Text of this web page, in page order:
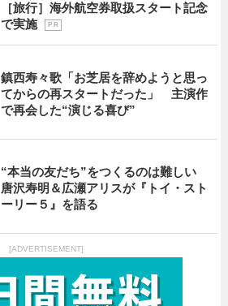
［旅行］海外航空券取扱スタート記念
で実施
P R
鎮西寿々歌「お芝居を辞めようと思っ
てからの再スタートだった」 主演作
で再会した“演じる喜び”
“本当の友だち”をつくるのは難しい
唐沢寿明＆広瀬アリスが『トイ・スト
ーリー５』を語る
[ADVERTISEMENT]